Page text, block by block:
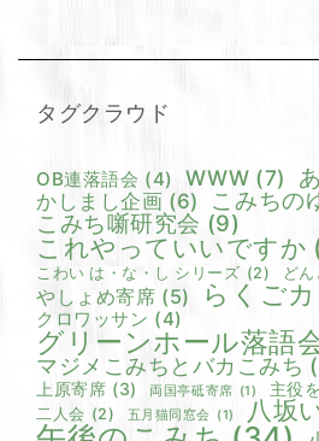
タグクラウド
OB連落語会 (4) WWW (7)
かしまし企画 (6) こみちの
こみち噺研究会 (9)
これやっていいですか
こわい は・な・し シリーズ (2) ど
やしょめ寄席 (5) らくご
クロワッサン (4)
グリーンホール落語
マジメこみちとバカこみち
上原寄席 (3) 両国亭砥寄席 (1) 主役
二人会 (2) 五月猫同窓会 (1) 八坂